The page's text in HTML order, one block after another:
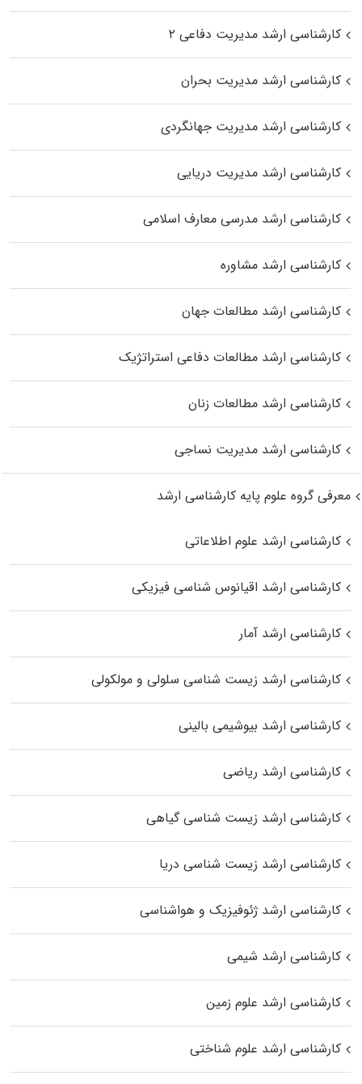
کارشناسی ارشد مدیریت دفاعی ۲
کارشناسی ارشد مدیریت بحران
کارشناسی ارشد مدیریت جهانگردی
کارشناسی ارشد مدیریت دریایی
کارشناسی ارشد مدرسی معارف اسلامی
کارشناسی ارشد مشاوره
کارشناسی ارشد مطالعات جهان
کارشناسی ارشد مطالعات دفاعی استراتژیک
کارشناسی ارشد مطالعات زنان
کارشناسی ارشد مدیریت نساجی
معرفی گروه علوم پایه کارشناسی ارشد
کارشناسی ارشد علوم اطلاعاتی
کارشناسی ارشد اقیانوس‌ شناسی فیزیکی
کارشناسی ارشد آمار
کارشناسی ارشد زیست شناسی سلولی و مولکولی
کارشناسی ارشد بیوشیمی بالینی
کارشناسی ارشد ریاضی
کارشناسی ارشد زیست‌ شناسی گیاهی
کارشناسی ارشد زیست‌ شناسی دریا
کارشناسی ارشد ژئوفیزیک و هواشناسی
کارشناسی ارشد شیمی
کارشناسی ارشد علوم زمین
کارشناسی ارشد علوم شناختی